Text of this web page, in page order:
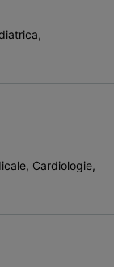
Cardiologie,